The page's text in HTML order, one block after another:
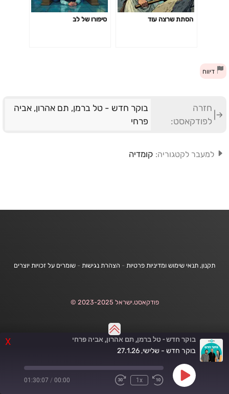
X בוקר חדש - טל ברמן, תם אהרון, אביה פרחי
בוקר חדש - שלישי, 27.1.26
Play
Episode
Rewind
1x
Fast
00:00
/
01:30:07
הסתת שרצה עוד סיפורו של לב
דיווח
חזרה
לפודקאסט:
בוקר חדש - טל ברמן, תם אהרון, אביה
פרחי
למעבר לקטגוריה: קומדיה
תקנון, תנאי שימוש ומדיניות פרטיות - הצהרת נגישות - שומרים על זכויות יוצרים
פודקאסט.ישראל 2023-2025 ©